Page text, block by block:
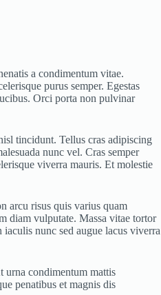
a condimentum vitae.
purus semper. Egestas
Orci porta non pulvinar
tincidunt. Tellus cras adipiscing
nunc vel. Cras semper
viverra mauris. Et molestie
arcu risus quis varius quam
diam vulputate. Massa vitae tortor
nunc sed augue lacus viverra
urna condimentum mattis
penatibus et magnis dis